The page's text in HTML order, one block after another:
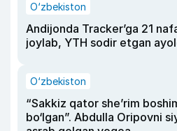
O‘zbekiston
Andijonda Tracker’ga 21
joylab, YTH sodir etgan
O‘zbekiston
“Sakkiz qator she’rim
bo‘lgan”. Abdulla Oripovni